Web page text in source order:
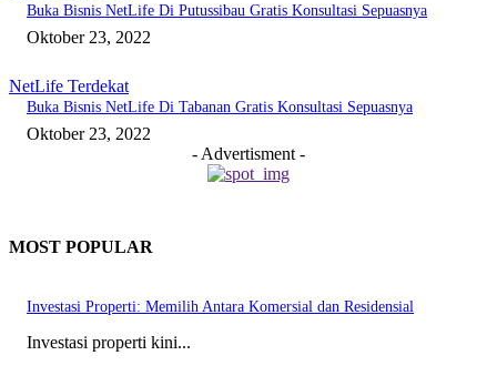
Buka Bisnis NetLife Di Putussibau Gratis Konsultasi Sepuasnya
Oktober 23, 2022
NetLife Terdekat
Buka Bisnis NetLife Di Tabanan Gratis Konsultasi Sepuasnya
Oktober 23, 2022
- Advertisment -
MOST POPULAR
Investasi Properti: Memilih Antara Komersial dan Residensial
Investasi properti kini...